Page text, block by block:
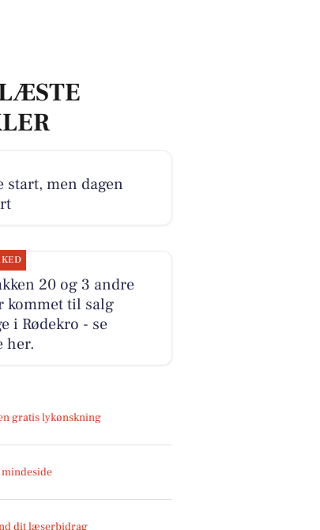
start, men dagen
20 og 3 andre
kommet til salg
i Rødekro - se
her.
gratis lykønskning
dit læserbidrag